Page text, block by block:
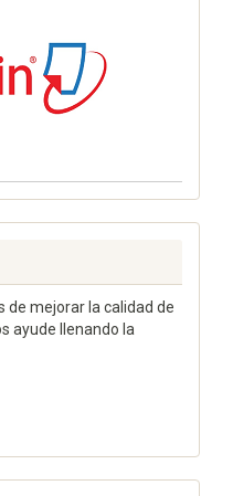
de mejorar la calidad de
ayude llenando la